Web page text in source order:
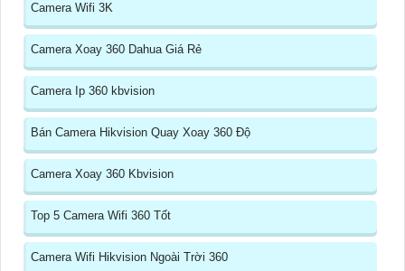
Camera Wifi 3K
Camera Xoay 360 Dahua Giá Rẻ
Camera Ip 360 kbvision
Bán Camera Hikvision Quay Xoay 360 Độ
Camera Xoay 360 Kbvision
Top 5 Camera Wifi 360 Tốt
Camera Wifi Hikvision Ngoài Trời 360